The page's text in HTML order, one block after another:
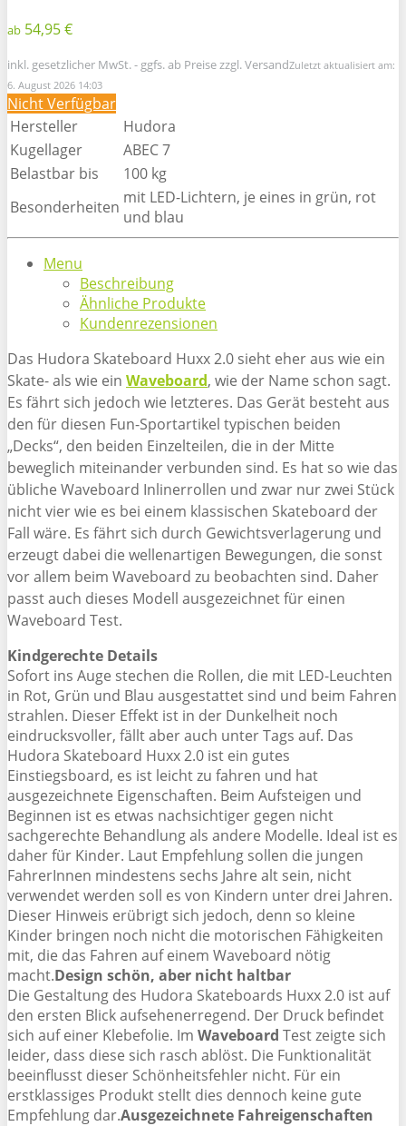
ab 54,95 €
inkl. gesetzlicher MwSt. - ggfs. ab Preise zzgl. VersandZuletzt aktualisiert am:
6. August 2026 14:03
Nicht Verfügbar
Hersteller
Hudora
Kugellager
ABEC 7
Belastbar bis
100 kg
Besonderheiten mit LED-Lichtern, je eines in grün, rot
und blau
Menu
Beschreibung
Ähnliche Produkte
Kundenrezensionen
Das Hudora Skateboard Huxx 2.0 sieht eher aus wie ein
Skate- als wie ein Waveboard, wie der Name schon sagt.
Es fährt sich jedoch wie letzteres. Das Gerät besteht aus
den für diesen Fun-Sportartikel typischen beiden
„Decks“, den beiden Einzelteilen, die in der Mitte
beweglich miteinander verbunden sind. Es hat so wie das
übliche Waveboard Inlinerrollen und zwar nur zwei Stück
nicht vier wie es bei einem klassischen Skateboard der
Fall wäre. Es fährt sich durch Gewichtsverlagerung und
erzeugt dabei die wellenartigen Bewegungen, die sonst
vor allem beim Waveboard zu beobachten sind. Daher
passt auch dieses Modell ausgezeichnet für einen
Waveboard Test.
Kindgerechte Details
Sofort ins Auge stechen die Rollen, die mit LED-Leuchten
in Rot, Grün und Blau ausgestattet sind und beim Fahren
strahlen. Dieser Effekt ist in der Dunkelheit noch
eindrucksvoller, fällt aber auch unter Tags auf. Das
Hudora Skateboard Huxx 2.0 ist ein gutes
Einstiegsboard, es ist leicht zu fahren und hat
ausgezeichnete Eigenschaften. Beim Aufsteigen und
Beginnen ist es etwas nachsichtiger gegen nicht
sachgerechte Behandlung als andere Modelle. Ideal ist es
daher für Kinder. Laut Empfehlung sollen die jungen
FahrerInnen mindestens sechs Jahre alt sein, nicht
verwendet werden soll es von Kindern unter drei Jahren.
Dieser Hinweis erübrigt sich jedoch, denn so kleine
Kinder bringen noch nicht die motorischen Fähigkeiten
mit, die das Fahren auf einem Waveboard nötig
macht.Design schön, aber nicht haltbar
Die Gestaltung des Hudora Skateboards Huxx 2.0 ist auf
den ersten Blick aufsehenerregend. Der Druck befindet
sich auf einer Klebefolie. Im Waveboard Test zeigte sich
leider, dass diese sich rasch ablöst. Die Funktionalität
beeinflusst dieser Schönheitsfehler nicht. Für ein
erstklassiges Produkt stellt dies dennoch keine gute
Empfehlung dar.Ausgezeichnete Fahreigenschaften